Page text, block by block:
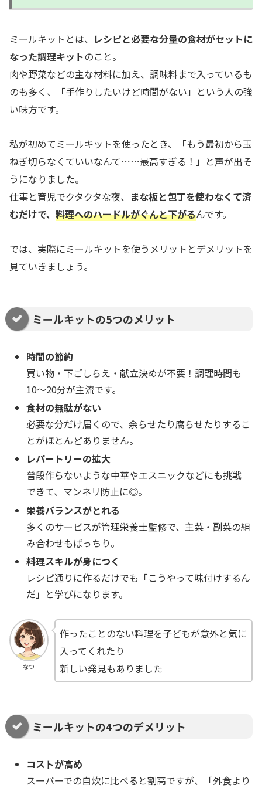
ミールキットとは、 レシピと必要な分量の食材がセットに
なった調理キットのこと。
肉や野菜などの主な材料に加え、調味料まで入っているも
のも多く、「手作りしたいけど時間がない」という人の強
い味方です。
私が初めてミールキットを使ったとき、「もう最初から玉
ねぎ切らなくていいなんて⋯⋯最高すぎる！」と声が出そ
うになりました。
仕事と育児でクタクタな夜、 まな板と包丁を使わなくて済
むだけで、 料理へのハードルがぐんと下がるんです。
では、実際にミールキットを使うメリットとデメリットを
見ていきましょう。
ミールキットの5つのメリット
時間の節約
買い物・下ごしらえ・献立決めが不要！調理時間も
10〜20分が主流です。
食材の無駄がない
必要な分だけ届くので、余らせたり腐らせたりするこ
とがほとんどありません。
レパートリーの拡大
普段作らないような中華やエスニックなどにも挑戦
できて、マンネリ防止に◎。
栄養バランスがとれる
多くのサービスが管理栄養士監修で、主菜・副菜の組
み合わせもばっちり。
料理スキルが身につく
レシピ通りに作るだけでも「こうやって味付けするん
だ」と学びになります。
なつ
作ったことのない料理を子どもが意外と気に
入ってくれたり
新しい発見もありました
ミールキットの4つのデメリット
コストが高め
スーパーでの自炊に比べると割高ですが、「外食より